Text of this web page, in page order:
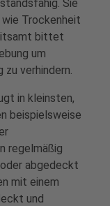
Sie
Trockenheit
bittet
um
verhindern.
in kleinsten,
beispielsweise
regelmäßig
abgedeckt
mit einem
und